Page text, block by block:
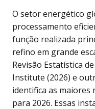
O setor energético
processamento
função realizada
refino em grande
Revisão Estatística
Institute (2026) e
identifica as
para 2026. Essas